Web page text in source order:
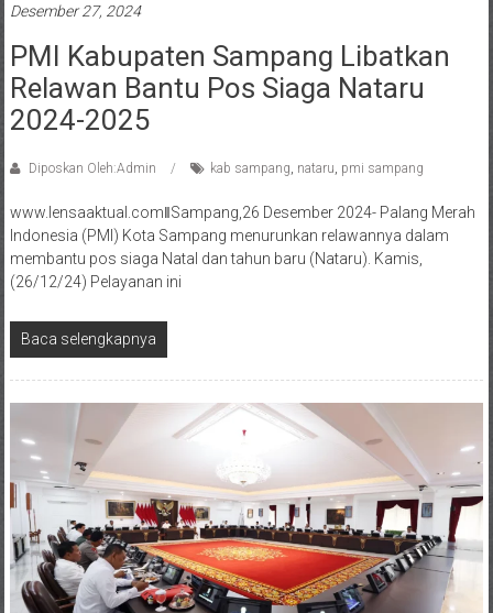
Desember 27, 2024
PMI Kabupaten Sampang Libatkan
Relawan Bantu Pos Siaga Nataru
2024-2025
Diposkan Oleh:Admin kab sampang nataru pmi sampang
www.lensaaktual.comǁSampang,26 Desember 2024- Palang Merah
Indonesia (PMI) Kota Sampang menurunkan relawannya dalam
membantu pos siaga Natal dan tahun baru (Nataru). Kamis,
(26/12/24) Pelayanan ini
Baca selengkapnya